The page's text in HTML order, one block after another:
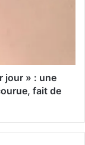
jour » : une
fait de